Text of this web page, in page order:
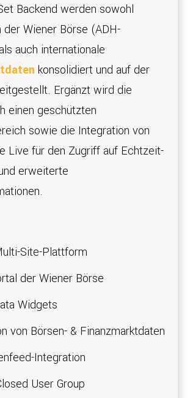
Backend werden sowohl
der Wiener Börse (ADH-
auch internationale
konsolidiert und auf der
Ergänzt wird die
einen geschützten
sowie die Integration von
Live für den Zugriff auf Echtzeit-
erweiterte
Site-Plattform
der Wiener Börse
Widgets
von Börsen- & Finanzmarktdaten
Integration
User Group